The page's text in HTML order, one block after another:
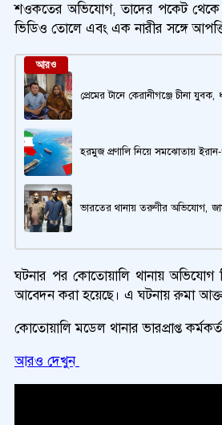
শওকতের অভিযোগ, তাদের পকেট থেকে
ভিডিও তোলে এবং এক নারীর সঙ্গে
আরও
প্রেমের টানে কেরানীগঞ্জে চীনা
হরমুজ প্রণালি নিয়ে সমঝোতায়
ভারতের থানায় তরুণীর অভিযোগ,
ঘটনার পর কোতোয়ালি থানায় অভিযোগ
আবেদন করা হয়েছে। এ ঘটনায় রুমা
কোতোয়ালি মডেল থানার ভারপ্রাপ্ত
আরও দেখুন